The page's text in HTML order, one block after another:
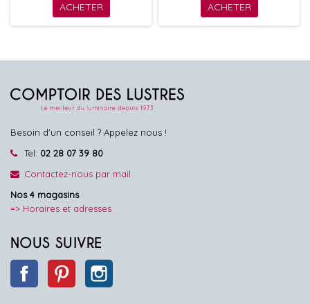
ACHETER ACHETER
Besoin d'un conseil ? Appelez nous !
Tel: 02 28 07 39 80
Contactez-nous par mail
Nos 4 magasins
=> Horaires et adresses
NOUS SUIVRE
Facebook Pinterest